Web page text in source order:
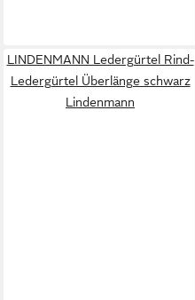
LINDENMANN Ledergürtel Rind-
Ledergürtel Überlänge schwarz
Lindenmann